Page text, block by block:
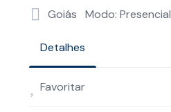
Goiás Modo: Presencial
Detalhes
Favoritar